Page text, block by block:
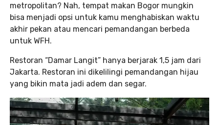
metropolitan? Nah, tempat makan Bogor mungkin
bisa menjadi opsi untuk kamu menghabiskan waktu
akhir pekan atau mencari pemandangan berbeda
untuk WFH.
Restoran “Damar Langit” hanya berjarak 1,5 jam dari
Jakarta. Restoran ini dikelilingi pemandangan hijau
yang bikin mata jadi adem dan segar.